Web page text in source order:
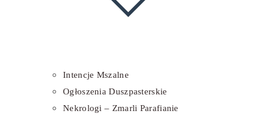
Intencje Mszalne
Ogłoszenia Duszpasterskie
Nekrologi – Zmarli Parafianie